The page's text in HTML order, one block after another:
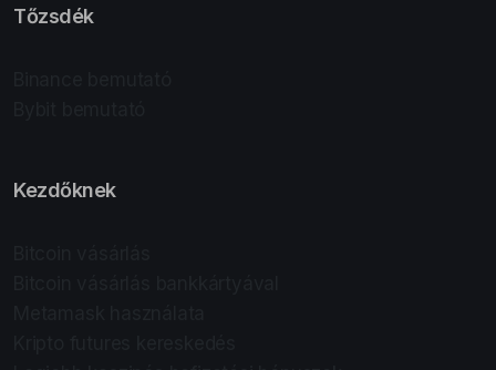
Tőzsdék
Kezdőknek